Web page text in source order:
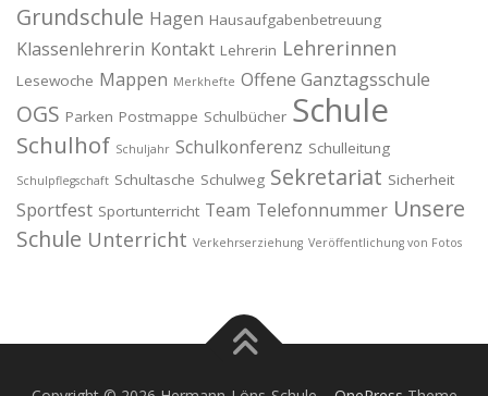
Grundschule Hagen Hausaufgabenbetreuung
Klassenlehrerin Kontakt Lehrerin Lehrerinnen
Lesewoche Mappen Merkhefte Offene Ganztagsschule
OGS Parken Postmappe Schulbücher Schule
Schulhof Schuljahr Schulkonferenz Schulleitung
Schulpflegschaft Schultasche Schulweg Sekretariat Sicherheit
Sportfest Sportunterricht Team Telefonnummer Unsere
Schule Unterricht Verkehrserziehung Veröffentlichung von Fotos